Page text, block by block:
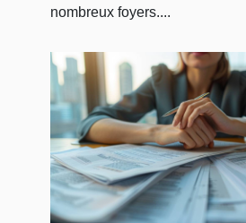
nombreux foyers....